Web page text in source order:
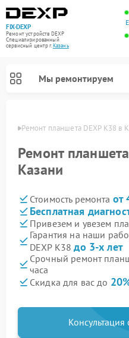
FIX-DEXP
Ремонт устройств DEXP
Специализированный
cервисный центр г.Казань
Мы ремонтируем
Ремонт планшета DEXP K38 в
Ремонт
Казани
Стоимость ремонта от
Бесплатная
Привезем и увезем
Гарантия на наши
DEXP K38до 3-х лет
Срочный ремонт
часа
Скидка для вас до